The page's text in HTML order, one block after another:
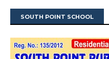
SOUTH POINT SCHOOL